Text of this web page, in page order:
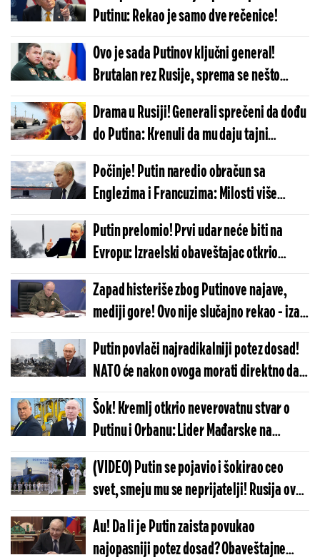
Putinu: Rekao je samo dve rečenice!
Ovo je sada Putinov ključni general!
Brutalan rez Rusije, sprema se nešto
krupno u Ukrajini?
Drama u Rusiji! Generali sprečeni da dođu
do Putina: Krenuli da mu daju tajni
izveštaj, a onda - šok
Počinje! Putin naredio obračun sa
Englezima i Francuzima: Milosti više
nema, Moskva ide do samog kraja
Putin prelomio! Prvi udar neće biti na
Evropu: Izraelski obaveštajac otkrio
neočekivanu metu po kojoj će Rusija
raspaliti
Zapad histeriše zbog Putinove najave,
mediji gore! Ovo nije slučajno rekao - iza
reči se se krije zloslutna poruka
Putin povlači najradikalniji potez dosad!
NATO će nakon ovoga morati direktno da
napadne Moskvu? Obaveštajac zatresao
planetu
Šok! Kremlj otkrio neverovatnu stvar o
Putinu i Orbanu: Lider Mađarske na
sastanku uradio nešto veoma
neočekivano
(VIDEO) Putin se pojavio i šokirao ceo
svet, smeju mu se neprijatelji! Rusija ovo
u istoriji nije doživela, došla voda do
poda...
Au! Da li je Putin zaista povukao
najopasniji potez dosad? Obaveštajne